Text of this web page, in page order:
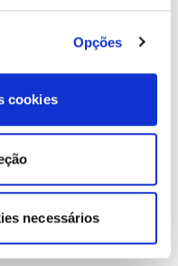
Opções
cookies
necessários